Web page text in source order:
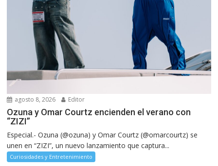
agosto 8, 2026 Editor
Ozuna y Omar Courtz encienden el verano con
“ZIZI”
Especial.- Ozuna (@ozuna) y Omar Courtz (@omarcourtz) se
unen en “ZIZI”, un nuevo lanzamiento que captura...
Curiosidades y Entretenimiento